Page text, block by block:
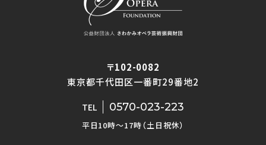
〒102-0082
東京都千代田区一番町29番地2
TEL 0570-023-223
平日10時〜17時（土日祝休）